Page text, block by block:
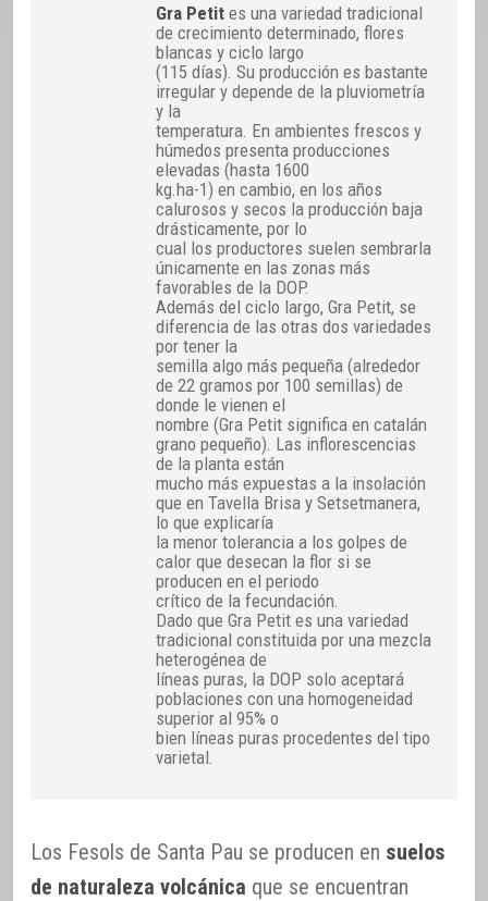
Gra Petit es una variedad tradicional
de crecimiento determinado, flores
blancas y ciclo largo
(115 días). Su producción es bastante
irregular y depende de la pluviometría
y la
temperatura. En ambientes frescos y
húmedos presenta producciones
elevadas (hasta 1600
kg.ha-1) en cambio, en los años
calurosos y secos la producción baja
drásticamente, por lo
cual los productores suelen sembrarla
únicamente en las zonas más
favorables de la DOP.
Además del ciclo largo, Gra Petit, se
diferencia de las otras dos variedades
por tener la
semilla algo más pequeña (alrededor
de 22 gramos por 100 semillas) de
donde le vienen el
nombre (Gra Petit significa en catalán
grano pequeño). Las inflorescencias
de la planta están
mucho más expuestas a la insolación
que en Tavella Brisa y Setsetmanera,
lo que explicaría
la menor tolerancia a los golpes de
calor que desecan la flor si se
producen en el periodo
crítico de la fecundación.
Dado que Gra Petit es una variedad
tradicional constituida por una mezcla
heterogénea de
líneas puras, la DOP solo aceptará
poblaciones con una homogeneidad
superior al 95% o
bien líneas puras procedentes del tipo
varietal.
Los Fesols de Santa Pau se producen en suelos
de naturaleza volcánica que se encuentran